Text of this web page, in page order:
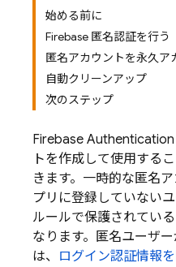
始める前に
Firebase 匿名認証を行う
匿名アカウントを永久ア
自動クリーンアップ
次のステップ
Firebase Authentication
トを作成して使用する
きます。一時的な匿名
プリに登録していない
ルールで保護されてい
なります。匿名ユーザ
は、 ログイン認証情報